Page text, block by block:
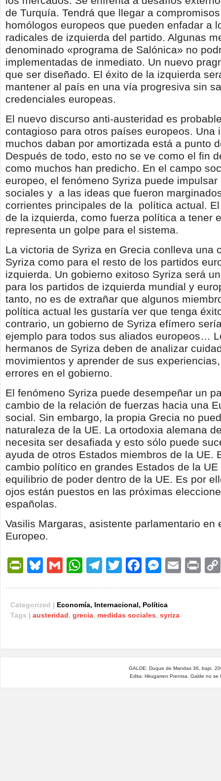
de Turquía. Tendrá que llegar a
homólogos europeos que pueden enfadar a
radicales de izquierda del partido. Algunas
denominado «programa de Salónica» no
implementadas de inmediato. Un nuevo
que ser diseñado. El éxito de la izquierda
mantener al país en una vía progresiva sin
credenciales europeas.
El nuevo discurso anti-austeridad es
contagioso para otros países europeos. Una
muchos daban por amortizada está a punto
Después de todo, esto no se ve como el fin
como muchos han predicho. En el campo
europeo, el fenómeno Syriza puede
sociales y a las ideas que fueron
corrientes principales de la política actual.
de la izquierda, como fuerza política a tener
representa un golpe para el sistema.
La victoria de Syriza en Grecia conlleva una
Syriza como para el resto de los partidos
izquierda. Un gobierno exitoso Syriza será
para los partidos de izquierda mundial y
tanto, no es de extrañar que algunos
política actual les gustaría ver que tenga
contrario, un gobierno de Syriza efímero
ejemplo para todos sus aliados europeos…
hermanos de Syriza deben de analizar
movimientos y aprender de sus
errores en el gobierno.
El fenómeno Syriza puede desempeñar un
cambio de la relación de fuerzas hacia una
social. Sin embargo, la propia Grecia no
naturaleza de la UE. La ortodoxia alemana
necesita ser desafiada y esto sólo puede
ayuda de otros Estados miembros de la UE.
cambio político en grandes Estados de la
equilibrio de poder dentro de la UE. Es por
ojos están puestos en las próximas
españolas.
Vasilis Margaras, asistente parlamentario en
Europeo.
PrintFriendly
Bluesky
GmailWhatsApp
Telegram
TwitterFacebook
Email
Categorized | Economía, Internacional, Política
Tags | austeridad, grecia, medidas sociales, syriza
GALDE: Duque de Mandas 36, bajo.
Edita: Hirugarren Prentsa. Galde no